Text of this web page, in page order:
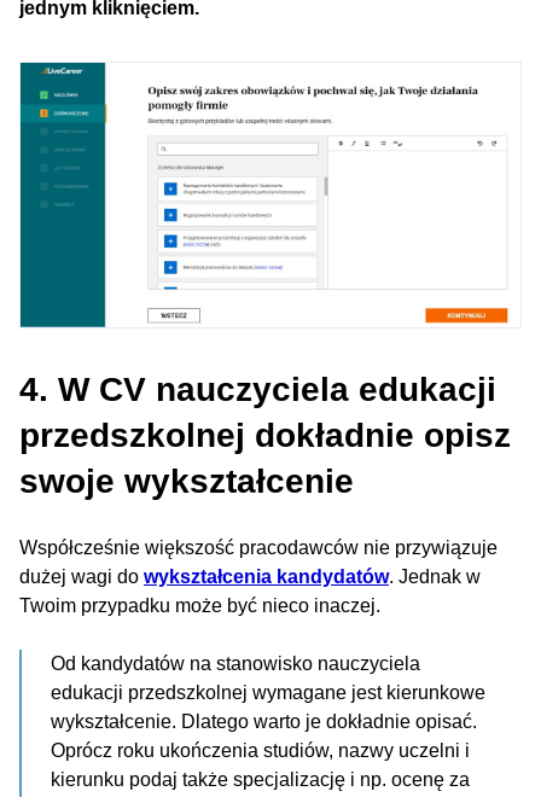
jednym kliknięciem.
4. W CV nauczyciela edukacji
przedszkolnej dokładnie opisz
swoje wykształcenie
Współcześnie większość pracodawców nie przywiązuje
dużej wagi do wykształcenia kandydatów. Jednak w
Twoim przypadku może być nieco inaczej.
Od kandydatów na stanowisko nauczyciela
edukacji przedszkolnej wymagane jest kierunkowe
wykształcenie. Dlatego warto je dokładnie opisać.
Oprócz roku ukończenia studiów, nazwy uczelni i
kierunku podaj także specjalizację i np. ocenę za